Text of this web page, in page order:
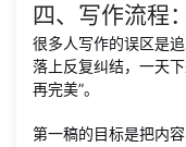
四、写作流程
很多人写作的误区是
落上反复纠结，一天
再完美”。
第一稿的目标是把内